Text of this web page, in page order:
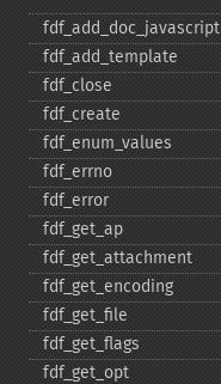
fdf_​add_​doc_​javascript
fdf_​add_​template
fdf_​close
fdf_​create
fdf_​enum_​values
fdf_​errno
fdf_​error
fdf_​get_​ap
fdf_​get_​attachment
fdf_​get_​encoding
fdf_​get_​file
fdf_​get_​flags
fdf_​get_​opt